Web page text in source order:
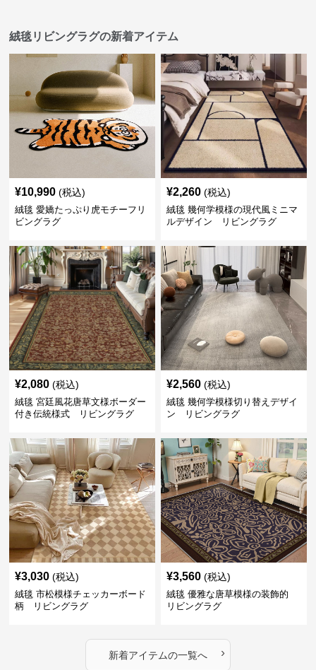
絨毯リビングラグの新着アイテム
¥10,990 (税込)
絨毯 愛嬌たっぷり虎モチーフリ
ビングラグ
¥2,260 (税込)
絨毯 幾何学模様の現代風ミニマ
ルデザイン リビングラグ
¥2,080 (税込)
絨毯 宮廷風花唐草文様ボーダー
付き伝統様式 リビングラグ
¥2,560 (税込)
絨毯 幾何学模様切り替えデザイ
ン リビングラグ
¥3,030 (税込)
絨毯 市松模様チェッカーボード
柄 リビングラグ
¥3,560 (税込)
絨毯 優雅な唐草模様の装飾的
リビングラグ
新着アイテムの一覧へ ›